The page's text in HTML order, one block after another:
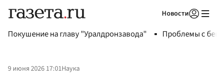
Новости
Покушение на главу "Уралдронзавода" Проблемы с
9 июня 2026 17:01Наука